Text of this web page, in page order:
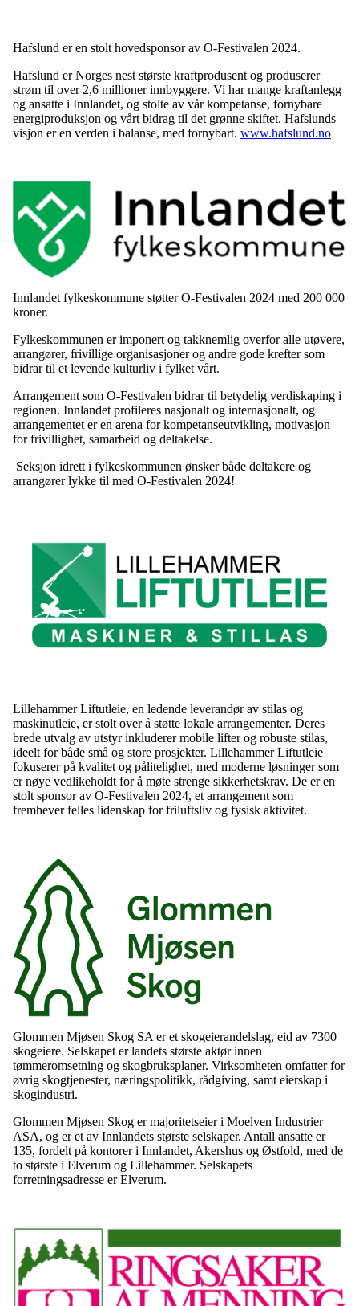
Hafslund er en stolt hovedsponsor av O-Festivalen 2024.
Hafslund er Norges nest største kraftprodusent og produserer
strøm til over 2,6 millioner innbyggere. Vi har mange kraftanlegg
og ansatte i Innlandet, og stolte av vår kompetanse, fornybare
energiproduksjon og vårt bidrag til det grønne skiftet. Hafslunds
visjon er en verden i balanse, med fornybart. www.hafslund.no
Innlandet fylkeskommune støtter O-Festivalen 2024 med 200 000
kroner.
Fylkeskommunen er imponert og takknemlig overfor alle utøvere,
arrangører, frivillige organisasjoner og andre gode krefter som
bidrar til et levende kulturliv i fylket vårt.
Arrangement som O-Festivalen bidrar til betydelig verdiskaping i
regionen. Innlandet profileres nasjonalt og internasjonalt, og
arrangementet er en arena for kompetanseutvikling, motivasjon
for frivillighet, samarbeid og deltakelse.
Seksjon idrett i fylkeskommunen ønsker både deltakere og
arrangører lykke til med O-Festivalen 2024!
Lillehammer Liftutleie, en ledende leverandør av stilas og
maskinutleie, er stolt over å støtte lokale arrangementer. Deres
brede utvalg av utstyr inkluderer mobile lifter og robuste stilas,
ideelt for både små og store prosjekter. Lillehammer Liftutleie
fokuserer på kvalitet og pålitelighet, med moderne løsninger som
er nøye vedlikeholdt for å møte strenge sikkerhetskrav. De er en
stolt sponsor av O-Festivalen 2024, et arrangement som
fremhever felles lidenskap for friluftsliv og fysisk aktivitet.
Glommen Mjøsen Skog SA er et skogeierandelslag, eid av 7300
skogeiere. Selskapet er landets største aktør innen
tømmeromsetning og skogbruksplaner. Virksomheten omfatter for
øvrig skogtjenester, næringspolitikk, rådgiving, samt eierskap i
skogindustri.
Glommen Mjøsen Skog er majoritetseier i Moelven Industrier
ASA, og er et av Innlandets største selskaper. Antall ansatte er
135, fordelt på kontorer i Innlandet, Akershus og Østfold, med de
to største i Elverum og Lillehammer. Selskapets
forretningsadresse er Elverum.